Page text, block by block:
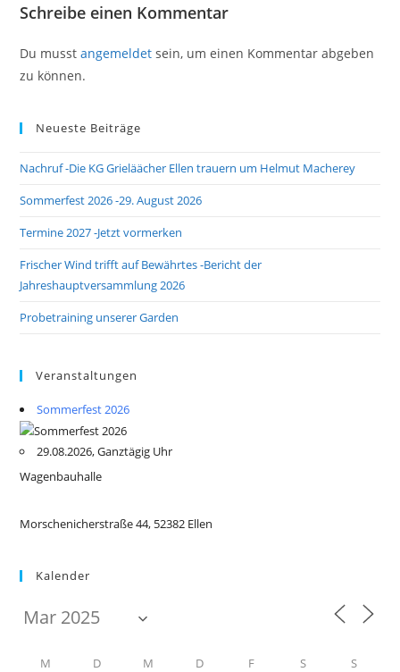
Schreibe einen Kommentar
Du musstangemeldet sein, um einen Kommentar abgeben
zu können.
Neueste Beiträge
Nachruf -Die KG Grieläächer Ellen trauern um Helmut Macherey
Sommerfest 2026 -29. August 2026
Termine 2027 -Jetzt vormerken
Frischer Wind trifft auf Bewährtes -Bericht der
Jahreshauptversammlung 2026
Probetraining unserer Garden
Veranstaltungen
Sommerfest 2026
29.08.2026, Ganztägig Uhr
Wagenbauhalle
Morschenicherstraße 44, 52382 Ellen
Kalender
M D M D F S S